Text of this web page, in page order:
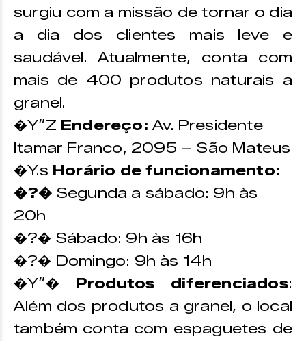
surgiu com a missão de tornar o dia
a dia dos clientes mais leve e
saudável. Atualmente, conta com
mais de 400 produtos naturais a
granel.
�Y”Z Endereço:Av. Presidente
Itamar Franco, 2095 – São Mateus
�Y.s Horário de funcionamento:
�?� Segunda a sábado: 9h às
20h
�?� Sábado: 9h às 16h
�?� Domingo: 9h às 14h
�Y”� Produtos diferenciados:
Além dos produtos a granel, o local
também conta com espaguetes de